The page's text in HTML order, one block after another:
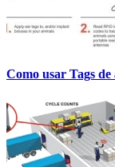
Como usar Tags de